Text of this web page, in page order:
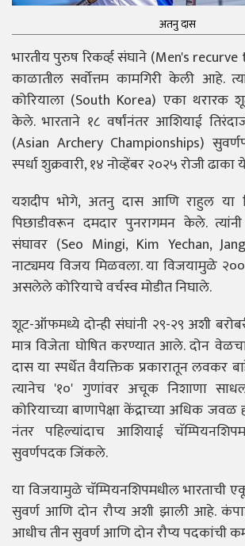
अतनु दास
भारतीय पुरुष रिकर्व्ह संघाने (Men's
काळातील सर्वोत्तम कामगिरी केली आहे.
कोरियाला (South Korea) एका थरारक
केले. भारताने १८ वर्षांनंतर आशियाई
(Asian Archery Championships)
स्पर्धा शुक्रवारी, १४ नोव्हेंबर २०२५ रोजी
यशदीप भोगे, अतनु दास आणि राहुल या
पिछाडीवरून दमदार पुनरागमन केले.
संघावर (Seo Mingi, Kim Yechan,
नाट्यमय विजय मिळवला. या विजयामुळे
असलेले कोरियाचे वर्चस्व मोडीत निघाले.
शूट-ऑफमध्ये दोन्ही संघांनी २९-२९ अशी
मात्र विजेता घोषित करण्यात आले. दोन
दास या स्पर्धेत वैयक्तिक प्रकारातून लवकर
त्यानेच '१०' गुणांवर अचूक निशाणा
कोरियाच्या बाणापेक्षा केंद्राच्या अधिक जवळ
नंतर पहिल्यांदाच आशियाई
सुवर्णपदक जिंकले.
या विजयामुळे चॅम्पियनशिपमधील भारताची
सुवर्ण आणि दोन रौप्य अशी झाली आहे.
आधीच तीन सुवर्ण आणि दोन रौप्य पदकांची